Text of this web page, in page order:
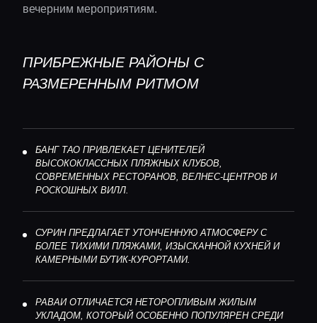
вечерним мероприятиям.
ПРИБРЕЖНЫЕ РАЙОНЫ С
РАЗМЕРЕННЫМ РИТМОМ
БАНГ ТАО ПРИВЛЕКАЕТ ЦЕНИТЕЛЕЙ
ВЫСОКОКЛАССНЫХ ПЛЯЖНЫХ КЛУБОВ,
СОВРЕМЕННЫХ РЕСТОРАНОВ, ВЕЛНЕС-ЦЕНТРОВ И
РОСКОШНЫХ ВИЛЛ.
СУРИН ПРЕДЛАГАЕТ УТОНЧЕННУЮ АТМОСФЕРУ С
БОЛЕЕ ТИХИМИ ПЛЯЖАМИ, ИЗЫСКАННОЙ КУХНЕЙ И
КАМЕРНЫМИ БУТИК-КУРОРТАМИ.
РАВАИ ОТЛИЧАЕТСЯ НЕТОРОПЛИВЫМ ЖИЛЫМ
УКЛАДОМ, КОТОРЫЙ ОСОБЕННО ПОПУЛЯРЕН СРЕДИ